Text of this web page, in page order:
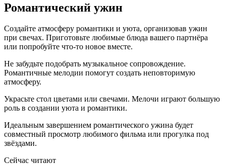
Романтический ужин
Создайте атмосферу романтики и уюта, организовав ужин
при свечах. Приготовьте любимые блюда вашего партнёра
или попробуйте что-то новое вместе.
Не забудьте подобрать музыкальное сопровождение.
Романтичные мелодии помогут создать неповторимую
атмосферу.
Украсьте стол цветами или свечами. Мелочи играют большую
роль в создании уюта и романтики.
Идеальным завершением романтического ужина будет
совместный просмотр любимого фильма или прогулка под
звёздами.
Сейчас читают